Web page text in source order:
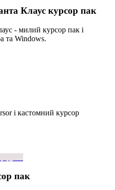
Клаус курсор пак
- милий курсор пак і
та Windows.
і кастомний курсор
пак